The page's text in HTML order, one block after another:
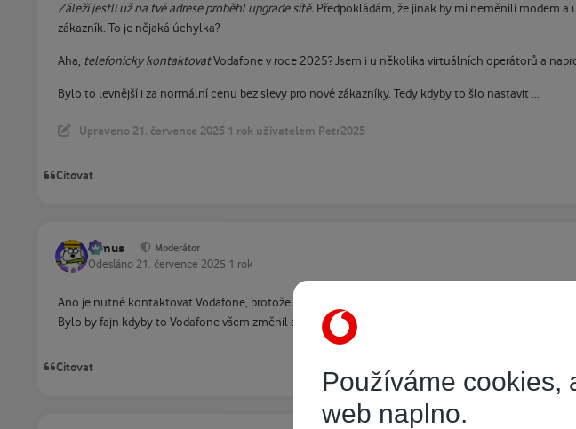
Záleží jestli už na tvé adrese proběhl upgrade sítě. Předpokládám, že jinak by mi neměnili modem
zákazník. To je nějaká úchylka?
Aha, telefonicky kontaktovatVodafone v roce 2025? Jsem i u několika virtuálních operátorů a
Bylo to levnější i za normální cenu bez slevy pro nové zákazníky. Tedy kdyby to šlo nastavit ...
Upraveno 21. července 2025 1 rok uživatelem Petr2025
Citovat
tomus Moderátor
Odesláno 21. července 2025 1 rok
Ano je nutné kontaktovat Vodafone, protože tady neměníš jenom rychlost, ale i internetový tarif a
Bylo by fajn kdyby to Vodafone všem změnil automaticky za stejnou cenu, jenomže oni do toho
Citovat
Používáme cookies,
web naplno.